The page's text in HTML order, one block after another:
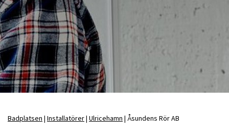
Badplatsen Installatörer Ulricehamn Åsundens Rör AB